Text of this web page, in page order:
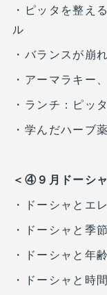
・ピッタを整え
ル
・バランスが崩
・アーマラキー
・ランチ：ピッ
・学んだハーブ
＜④９月ドーシ
・ドーシャとエ
・ドーシャと季
・ドーシャと年
・ドーシャと時